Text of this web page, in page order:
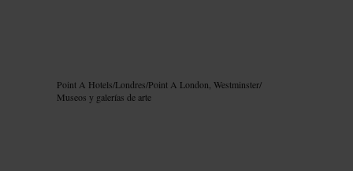
Point A Hotels/Londres/Point A London, Westminster/
Museos y galerías de arte